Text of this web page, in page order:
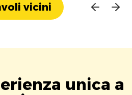
vicini
unica a